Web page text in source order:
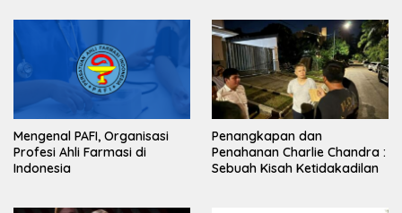
Mengenal PAFI, Organisasi
Profesi Ahli Farmasi di
Indonesia
Penangkapan dan
Penahanan Charlie Chandra :
Sebuah Kisah Ketidakadilan